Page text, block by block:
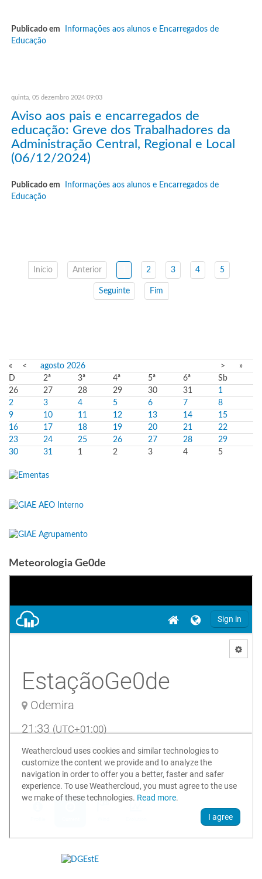
Publicado em
Informações aos alunos e Encarregados de
Educação
quinta, 05 dezembro 2024 09:03
Aviso aos pais e encarregados de
educação: Greve dos Trabalhadores da
Administração Central, Regional e Local
(06/12/2024)
Publicado em
Informações aos alunos e Encarregados de
Educação
Início Anterior 2 3 4 5
Seguinte Fim
« < agosto 2026 >
»
D
2ª 3ª 4ª 5ª 6ª
Sb
26
27 28 29 30 31
1
2
3 4 5 6 7
8
9
10 11 12 13 14
15
16
17 18 19 20 21
22
23
24 25 26 27 28
29
30
31 1 2 3 4 5
Meteorologia Ge0de